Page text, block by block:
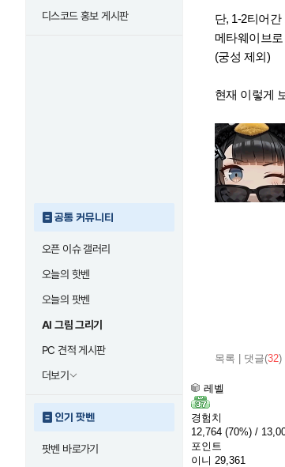
디스코드 홍보 게시판
공통 커뮤니티
오픈 이슈 갤러리
오늘의 핫벤
오늘의 팟벤
AI 그림 그리기
PC 견적 게시판
더보기
인기 팟벤
팟벤 바로가기
단, 1-2티어
메타웨이브
(궁성 제외)
현재 이렇게
목록 댓글(32)
레벨
경험치
12,764 (70%) /
포인트
이니 29,361